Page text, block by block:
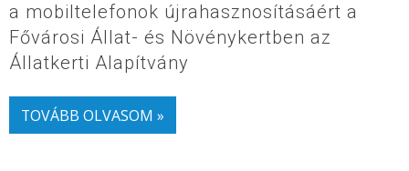
a mobiltelefonok újrahasznosításáért a
Fővárosi Állat- és Növénykertben az
Állatkerti Alapítvány
TOVÁBB OLVASOM »